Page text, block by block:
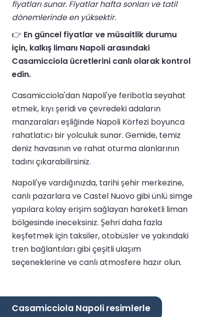
fiyatları sunar. Fiyatlar hafta sonları ve tatil
dönemlerinde en yüksektir.
👉 En güncel fiyatlar ve müsaitlik durumu
için, kalkış limanı Napoli arasındaki
Casamicciola ücretlerini canlı olarak kontrol
edin.
Casamicciola'dan Napoli'ye feribotla seyahat
etmek, kıyı şeridi ve çevredeki adaların
manzaraları eşliğinde Napoli Körfezi boyunca
rahatlatıcı bir yolculuk sunar. Gemide, temiz
deniz havasının ve rahat oturma alanlarının
tadını çıkarabilirsiniz.
Napoli'ye vardığınızda, tarihi şehir merkezine,
canlı pazarlara ve Castel Nuovo gibi ünlü simge
yapılara kolay erişim sağlayan hareketli liman
bölgesinde ineceksiniz. Şehri daha fazla
keşfetmek için taksiler, otobüsler ve yakındaki
tren bağlantıları gibi çeşitli ulaşım
seçeneklerine ve canlı atmosfere hazır olun.
Casamicciola Napoli resimlerle